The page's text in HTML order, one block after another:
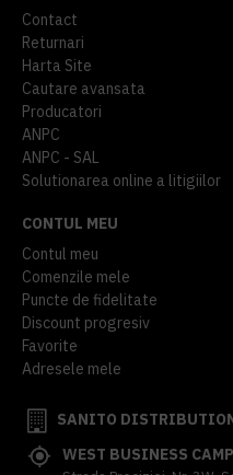
Contact
Returnari
Harta Site
Cautare avansata
Producatori
ANPC
ANPC - SAL
Solutionarea online a litigiilor
CONTUL MEU
Contul meu
Comenzile mele
Puncte de fidelitate
Discount progresiv
Favorite
Adresele mele
SANITO
WEST BUSINESS